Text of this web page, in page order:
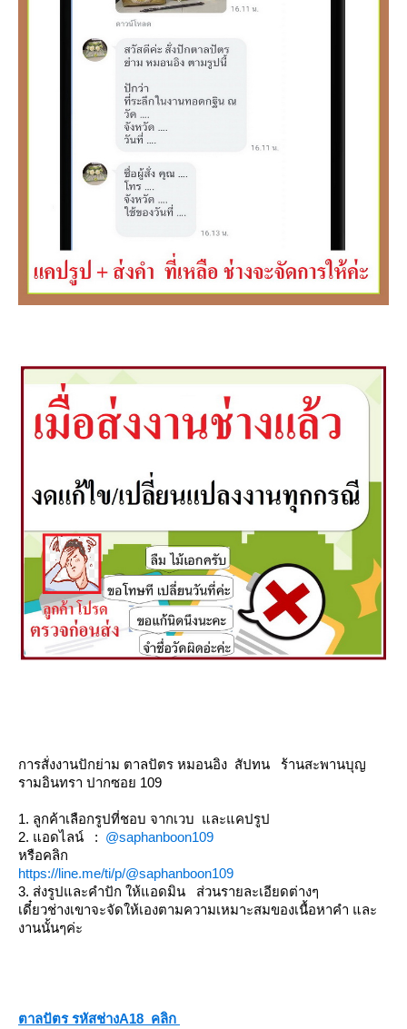
การสั่งงานปักย่าม ตาลปัตร หมอนอิง สัปทน ร้านสะพานบุญ
รามอินทรา ปากซอย 109
1. ลูกค้าเลือกรูปที่ชอบ จากเวบ และแคปรูป
2. แอดไลน์ : @saphanboon109
หรือคลิก
https://line.me/ti/p/@saphanboon109
3. ส่งรูปและคำปัก ให้แอดมิน ส่วนรายละเอียดต่างๆ
เดี๋ยวช่างเขาจะจัดให้เองตามความเหมาะสมของเนื้อหาคำ และ
งานนั้นๆค่ะ
ตาลปัตร รหัสช่างA18 คลิก